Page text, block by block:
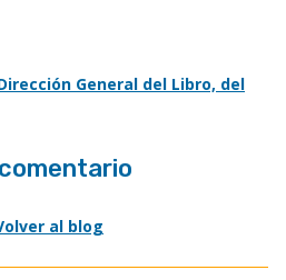
General del Libro, del
al blog